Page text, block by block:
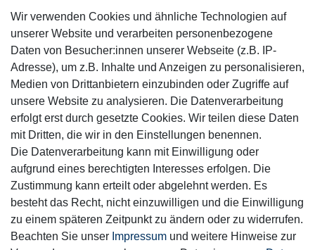
Sicher einkaufen
Mitglied
Motor-Fit
© Copyright 2026 | Alle Rechte vorbehalten.
Wir verwenden Cookies und ähnliche Technologien auf
unserer Website und verarbeiten personenbezogene
Daten von Besucher:innen unserer Webseite (z.B. IP-
Adresse), um z.B. Inhalte und Anzeigen zu personalisieren,
Medien von Drittanbietern einzubinden oder Zugriffe auf
unsere Website zu analysieren. Die Datenverarbeitung
erfolgt erst durch gesetzte Cookies. Wir teilen diese Daten
mit Dritten, die wir in den Einstellungen benennen.
Die Datenverarbeitung kann mit Einwilligung oder
aufgrund eines berechtigten Interesses erfolgen. Die
Zustimmung kann erteilt oder abgelehnt werden. Es
besteht das Recht, nicht einzuwilligen und die Einwilligung
zu einem späteren Zeitpunkt zu ändern oder zu widerrufen.
Beachten Sie unser Impressum und weitere Hinweise zur